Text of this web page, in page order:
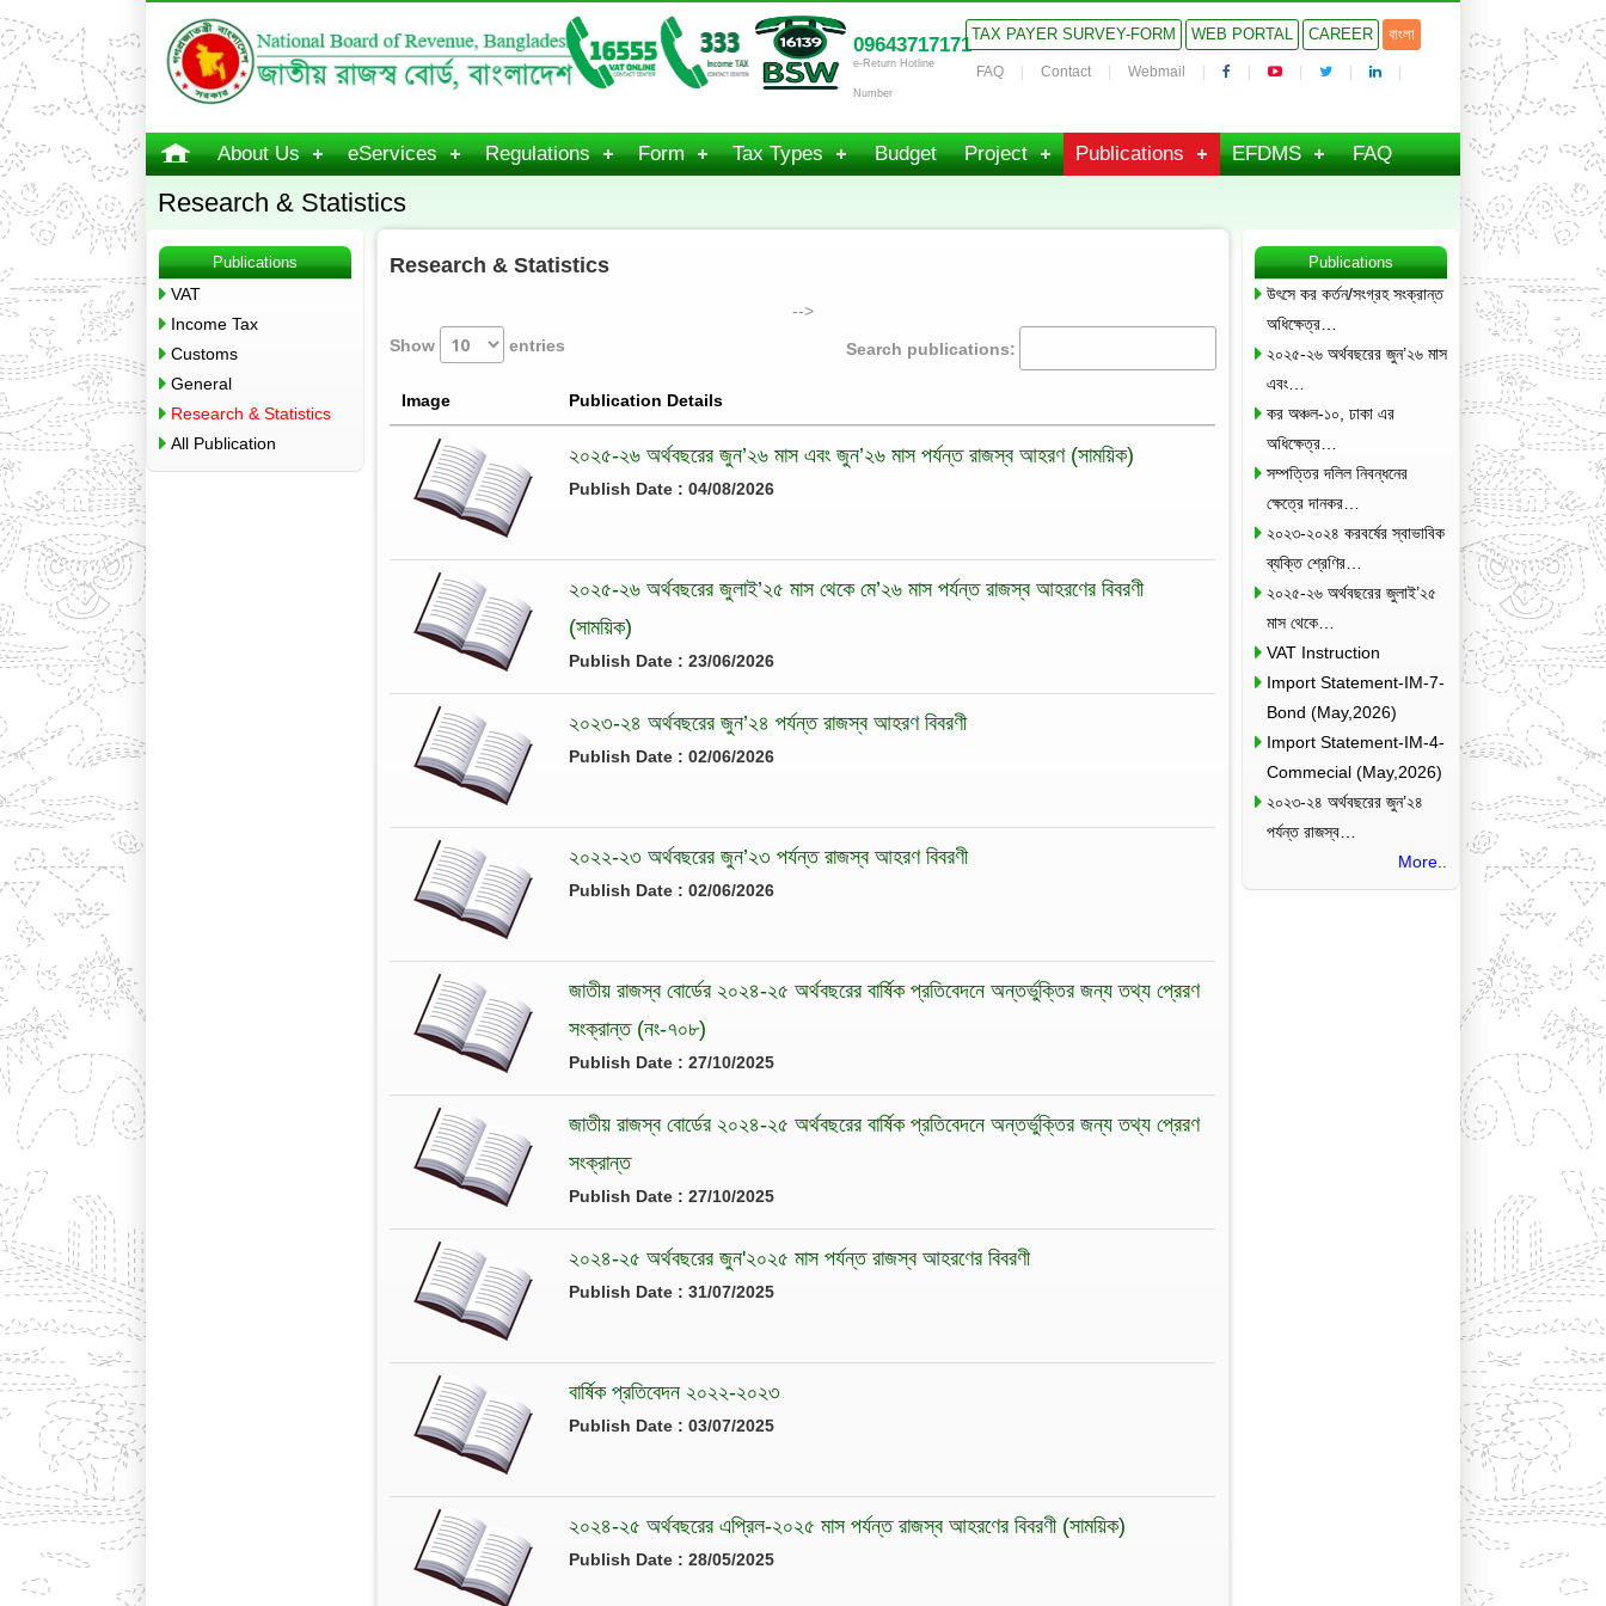
09643717171
e-Return Hotline
Number
TAX PAYER SURVEY-FORM WEB PORTAL CAREER বাংলা
FAQ Contact Webmail
About Us eServices Regulations Form Tax Types Budget Project Publications EFDMS FAQ
Research & Statistics
Publications
VAT
Income Tax
Customs
General
Research & Statistics
All Publication
Research & Statistics
-->
Show
entries Search publications:
Image Publication Details
২০২৫-২৬ অর্থবছরের জুন’২৬ মাস এবং জুন’২৬ মাস পর্যন্ত রাজস্ব আহরণ (সাময়িক)
Publish Date : 04/08/2026
২০২৫-২৬ অর্থবছরের জুলাই’২৫ মাস থেকে মে’২৬ মাস পর্যন্ত রাজস্ব আহরণের বিবরণী
(সাময়িক)
Publish Date : 23/06/2026
২০২৩-২৪ অর্থবছরের জুন’২৪ পর্যন্ত রাজস্ব আহরণ বিবরণী
Publish Date : 02/06/2026
২০২২-২৩ অর্থবছরের জুন’২৩ পর্যন্ত রাজস্ব আহরণ বিবরণী
Publish Date : 02/06/2026
জাতীয় রাজস্ব বোর্ডের ২০২৪-২৫ অর্থবছরের বার্ষিক প্রতিবেদনে অন্তর্ভুক্তির জন্য তথ্য প্রেরণ
সংক্রান্ত (নং-৭০৮)
Publish Date : 27/10/2025
জাতীয় রাজস্ব বোর্ডের ২০২৪-২৫ অর্থবছরের বার্ষিক প্রতিবেদনে অন্তর্ভুক্তির জন্য তথ্য প্রেরণ
সংক্রান্ত
Publish Date : 27/10/2025
২০২৪-২৫ অর্থবছরের জুন'২০২৫ মাস পর্যন্ত রাজস্ব আহরণের বিবরণী
Publish Date : 31/07/2025
বার্ষিক প্রতিবেদন ২০২২-২০২৩
Publish Date : 03/07/2025
২০২৪-২৫ অর্থবছরের এপ্রিল-২০২৫ মাস পর্যন্ত রাজস্ব আহরণের বিবরণী (সাময়িক)
Publish Date : 28/05/2025
Publications
উৎসে কর কর্তন/সংগ্রহ সংক্রান্ত
অধিক্ষেত্র…
২০২৫-২৬ অর্থবছরের জুন’২৬ মাস
এবং…
কর অঞ্চল-১০, ঢাকা এর
অধিক্ষেত্র…
সম্পত্তির দলিল নিবন্ধনের
ক্ষেত্রে দানকর…
২০২৩-২০২৪ করবর্ষের স্বাভাবিক
ব্যক্তি শ্রেণির…
২০২৫-২৬ অর্থবছরের জুলাই’২৫
মাস থেকে…
VAT Instruction
Import Statement-IM-7-
Bond (May,2026)
Import Statement-IM-4-
Commecial (May,2026)
২০২৩-২৪ অর্থবছরের জুন’২৪
পর্যন্ত রাজস্ব…
More..